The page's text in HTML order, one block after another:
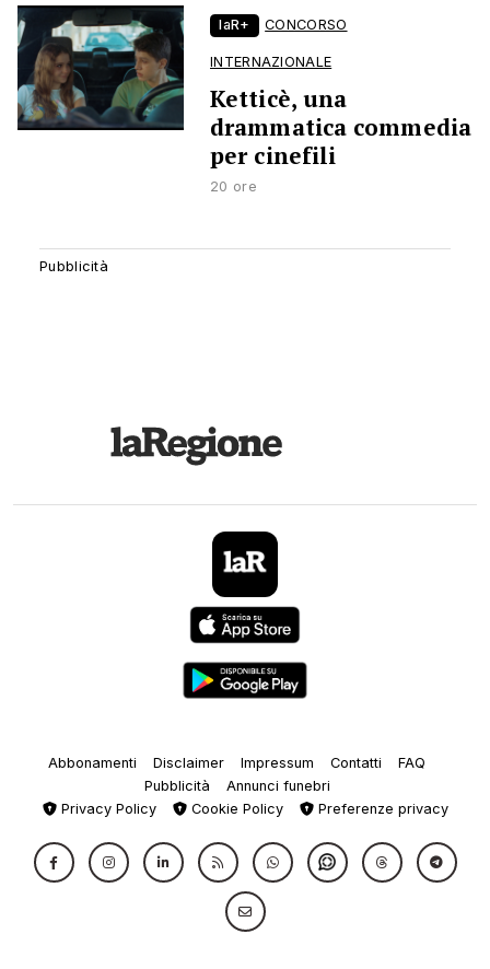
laR+ CONCORSO
INTERNAZIONALE
Ketticè, una
drammatica commedia
per cinefili
20 ore
Abbonamenti Disclaimer Impressum Contatti
FAQ
Pubblicità
Annunci funebri
Privacy Policy
Cookie Policy Preferenze privacy